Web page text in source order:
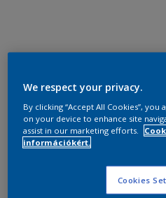
We respect your privacy.
By clicking “Accept All Cookies”,
on your device to enhance site
assist in our marketing efforts.
információkért.
Cookies